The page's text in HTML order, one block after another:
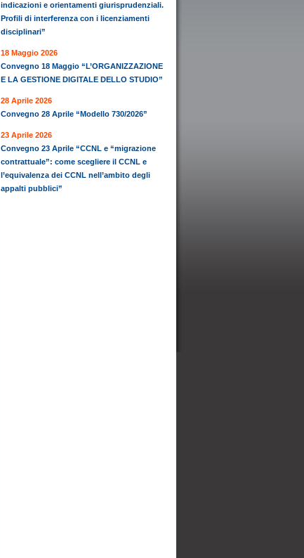
indicazioni e orientamenti giurisprudenziali.
Profili di interferenza con i licenziamenti
disciplinari”
18 Maggio 2026
Convegno 18 Maggio “L’ORGANIZZAZIONE
E LA GESTIONE DIGITALE DELLO STUDIO”
28 Aprile 2026
Convegno 28 Aprile “Modello 730/2026”
23 Aprile 2026
Convegno 23 Aprile “CCNL e “migrazione
contrattuale”: come scegliere il CCNL e
l’equivalenza dei CCNL nell’ambito degli
appalti pubblici”